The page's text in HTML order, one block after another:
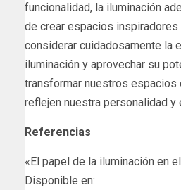
funcionalidad, la iluminación
de crear espacios inspiradores
considerar cuidadosamente la
iluminación y aprovechar su
transformar nuestros espacios
reflejen nuestra personalidad y
Referencias
«El papel de la iluminación en
Disponible en: